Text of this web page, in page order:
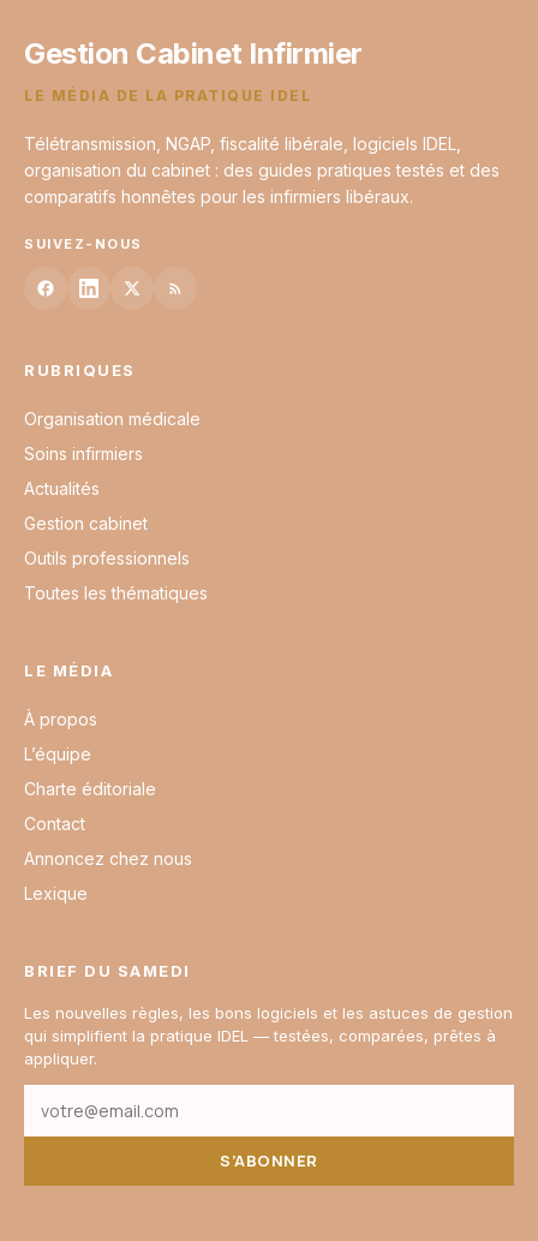
Gestion Cabinet Infirmier
LE MÉDIA DE LA PRATIQUE IDEL
Télétransmission, NGAP, fiscalité libérale, logiciels IDEL,
organisation du cabinet : des guides pratiques testés et des
comparatifs honnêtes pour les infirmiers libéraux.
SUIVEZ-NOUS
RUBRIQUES
Organisation médicale
Soins infirmiers
Actualités
Gestion cabinet
Outils professionnels
Toutes les thématiques
LE MÉDIA
À propos
L’équipe
Charte éditoriale
Contact
Annoncez chez nous
Lexique
BRIEF DU SAMEDI
Les nouvelles règles, les bons logiciels et les astuces de gestion
qui simplifient la pratique IDEL — testées, comparées, prêtes à
appliquer.
S’ABONNER